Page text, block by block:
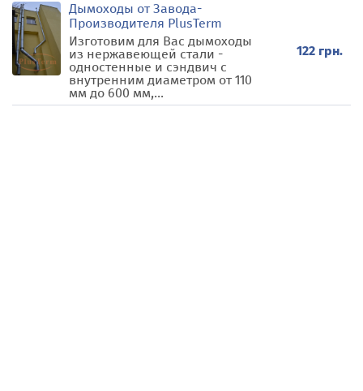
Дымоходы от Завода-
Производителя PlusTerm
Изготовим для Вас дымоходы
из нержавеющей стали -
одностенные и сэндвич с
внутренним диаметром от 110
мм до 600 мм,...
122 грн.